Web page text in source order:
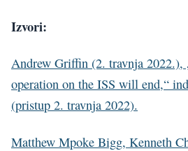
Izvori:
Andrew Griffin (2. travnja 2022.),
operation on the ISS will end,“
(pristup 2. travnja 2022).
Matthew Mpoke Bigg, Kenneth